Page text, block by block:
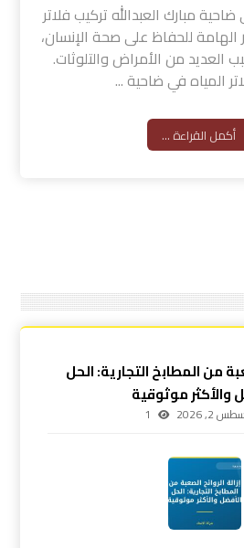
مبارك العبدالله تركيب فلاتر
الهامة للحفاظ على صحة الإنسان،
العديد من الأمراض والتلوثات.
المياه في ضاحية ...
أكمل القراءة ...
من المطابخ التجارية: الحل
والأكثر موثوقية
2, 2026
1